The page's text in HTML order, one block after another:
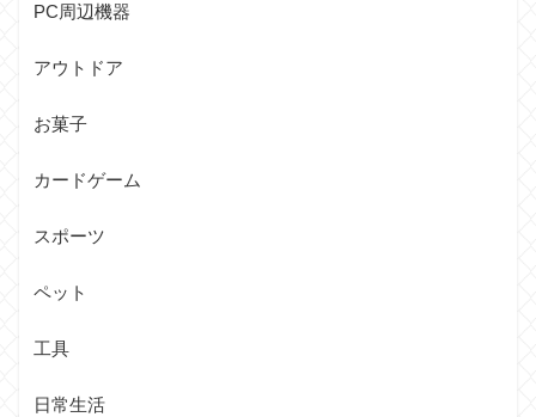
PC周辺機器
アウトドア
お菓子
カードゲーム
スポーツ
ペット
工具
日常生活